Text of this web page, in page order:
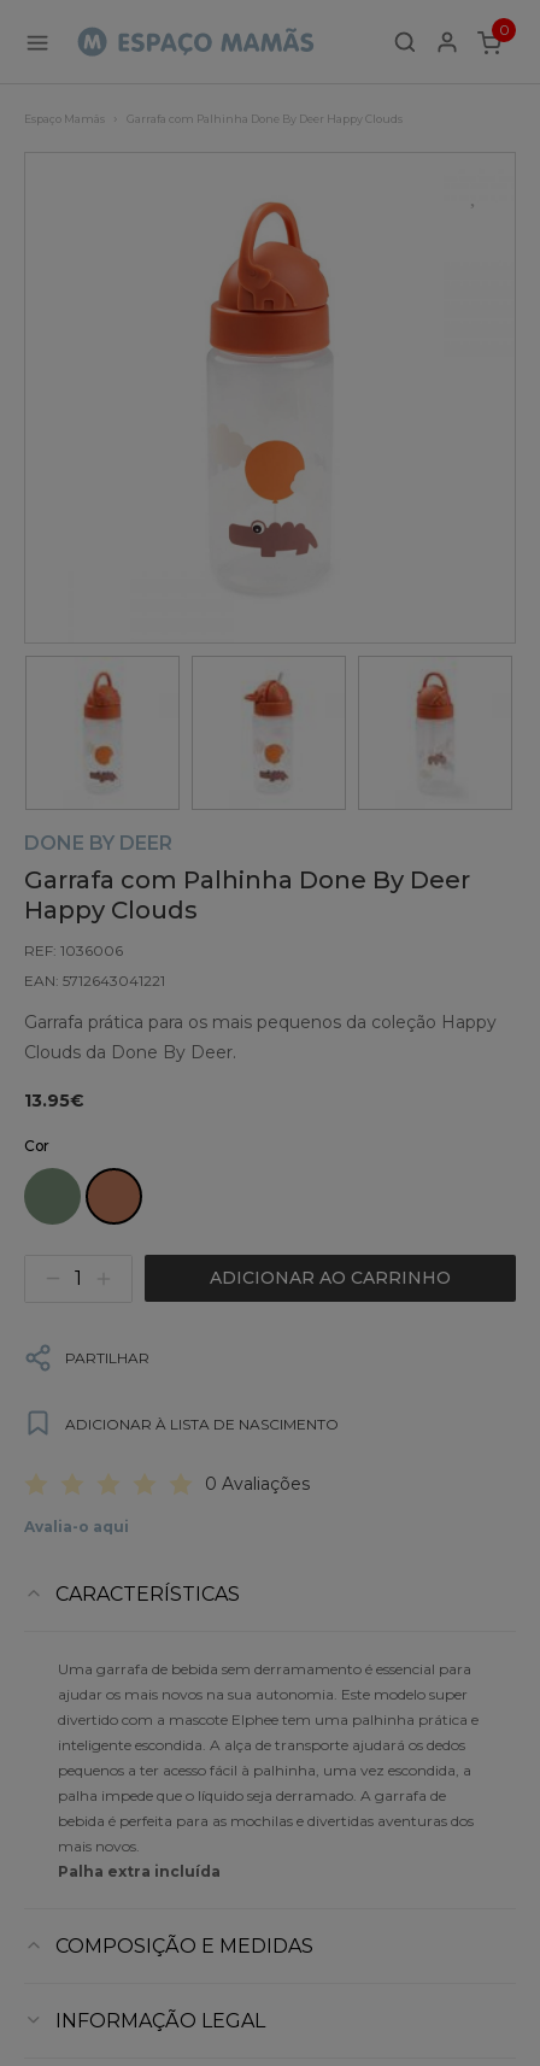
0
ITEMS
Espaço Mamãs Garrafa com Palhinha Done By Deer Happy Clouds
DONE BY DEER
Garrafa com Palhinha Done By Deer
Happy Clouds
REF: 1036006
EAN: 5712643041221
Garrafa prática para os mais pequenos da coleção Happy
Clouds da Done By Deer.
13.95€
Cor
ADICIONAR AO CARRINHO
PARTILHAR
ADICIONAR À LISTA DE NASCIMENTO
0 Avaliações
Avalia-o aqui
CARACTERÍSTICAS
Uma garrafa de bebida sem derramamento é essencial para
ajudar os mais novos na sua autonomia. Este modelo super
divertido com a mascote Elphee tem uma palhinha prática e
inteligente escondida. A alça de transporte ajudará os dedos
pequenos a ter acesso fácil à palhinha, uma vez escondida, a
palha impede que o líquido seja derramado. A garrafa de
bebida é perfeita para as mochilas e divertidas aventuras dos
mais novos.
Palha extra incluída
COMPOSIÇÃO E MEDIDAS
INFORMAÇÃO LEGAL